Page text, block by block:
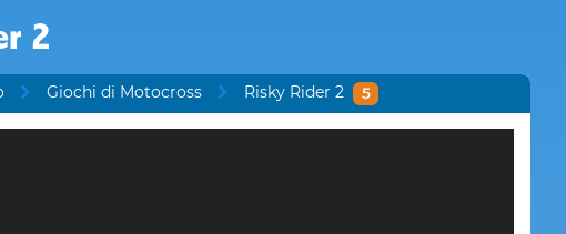
2
Giochi di Motocross Risky Rider 2 5